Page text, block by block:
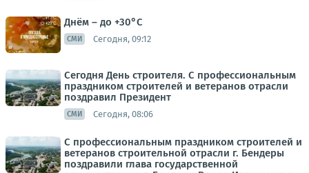
Днём – до +30°С
СМИ Сегодня, 09:12
Сегодня День строителя. С профессиональным
праздником строителей и ветеранов отрасли
поздравил Президент
СМИ Сегодня, 08:06
С профессиональным праздником строителей и
ветеранов строительной отрасли г. Бендеры
поздравили глава государственной